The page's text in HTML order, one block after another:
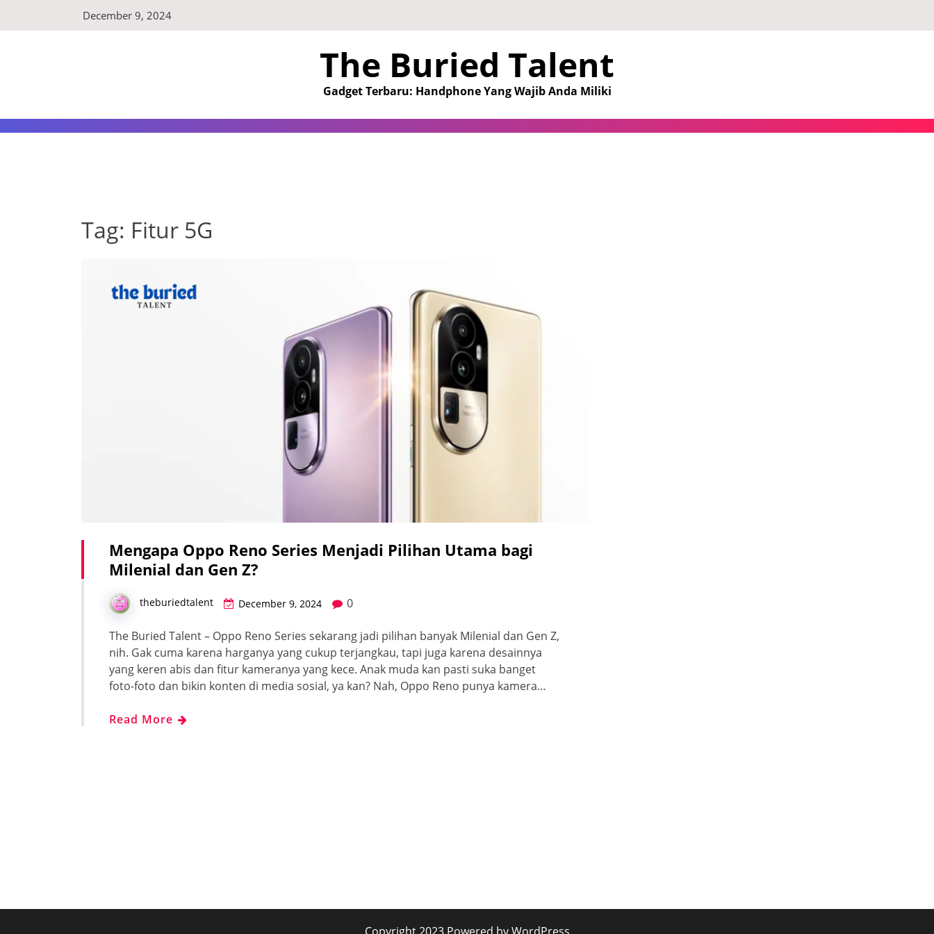
December 9, 2024
The Buried Talent
Gadget Terbaru: Handphone Yang Wajib Anda Miliki
Tag: Fitur 5G
Mengapa Oppo Reno Series Menjadi Pilihan Utama bagi
Milenial dan Gen Z?
theburiedtalent December 9, 2024 0
The Buried Talent – Oppo Reno Series sekarang jadi pilihan banyak Milenial dan Gen Z,
nih. Gak cuma karena harganya yang cukup terjangkau, tapi juga karena desainnya
yang keren abis dan fitur kameranya yang kece. Anak muda kan pasti suka banget
foto-foto dan bikin konten di media sosial, ya kan? Nah, Oppo Reno punya kamera…
Read More